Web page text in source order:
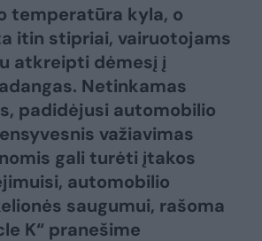
temperatūra kyla, o
itin stipriai, vairuotojams
atkreipti dėmesį į
Netinkamas
padidėjusi automobilio
važiavimas
gali turėti įtakos
automobilio
saugumui, rašoma
K“ pranešime